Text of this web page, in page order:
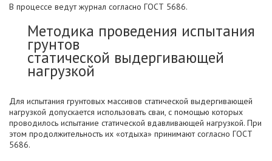
В процессе ведут журнал согласно ГОСТ 5686.
Методика проведения испытания
грунтов
статической выдергивающей
нагрузкой
Для испытания грунтовых массивов статической выдергивающей
нагрузкой допускается использовать сваи, с помощью которых
проводилось испытание статической вдавливающей нагрузкой. При
этом продолжительность их «отдыха» принимают согласно ГОСТ
5686.